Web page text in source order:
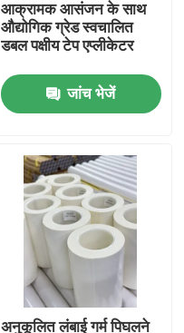
आक्रामक आसंजन के साथ
औद्योगिक ग्रेड स्वचालित
डबल पक्षीय टेप एप्लीकेटर
जांच भेजें
अनुकूलित लंबाई गर्म पिघलने